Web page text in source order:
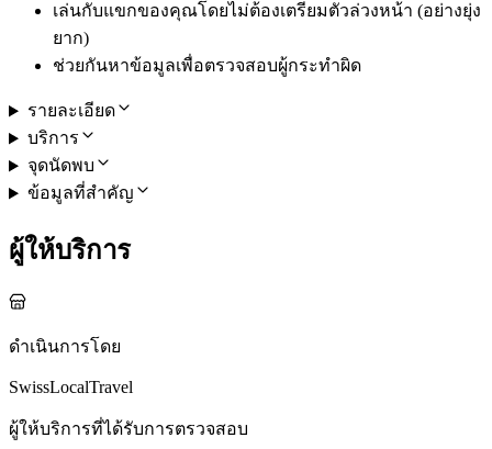
เล่นกับแขกของคุณโดยไม่ต้องเตรียมตัวล่วงหน้า (อย่างยุ่ง
ยาก)
ช่วยกันหาข้อมูลเพื่อตรวจสอบผู้กระทำผิด
รายละเอียด
บริการ
จุดนัดพบ
ข้อมูลที่สำคัญ
ผู้ให้บริการ
ดำเนินการโดย
SwissLocalTravel
ผู้ให้บริการที่ได้รับการตรวจสอบ